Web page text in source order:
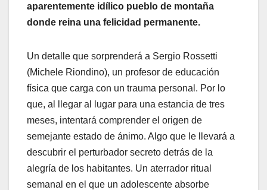
aparentemente idílico pueblo de montaña
donde reina una felicidad permanente.
Un detalle que sorprenderá a Sergio Rossetti
(Michele Riondino), un profesor de educación
física que carga con un trauma personal. Por lo
que, al llegar al lugar para una estancia de tres
meses, intentará comprender el origen de
semejante estado de ánimo. Algo que le llevará a
descubrir el perturbador secreto detrás de la
alegría de los habitantes. Un aterrador ritual
semanal en el que un adolescente absorbe